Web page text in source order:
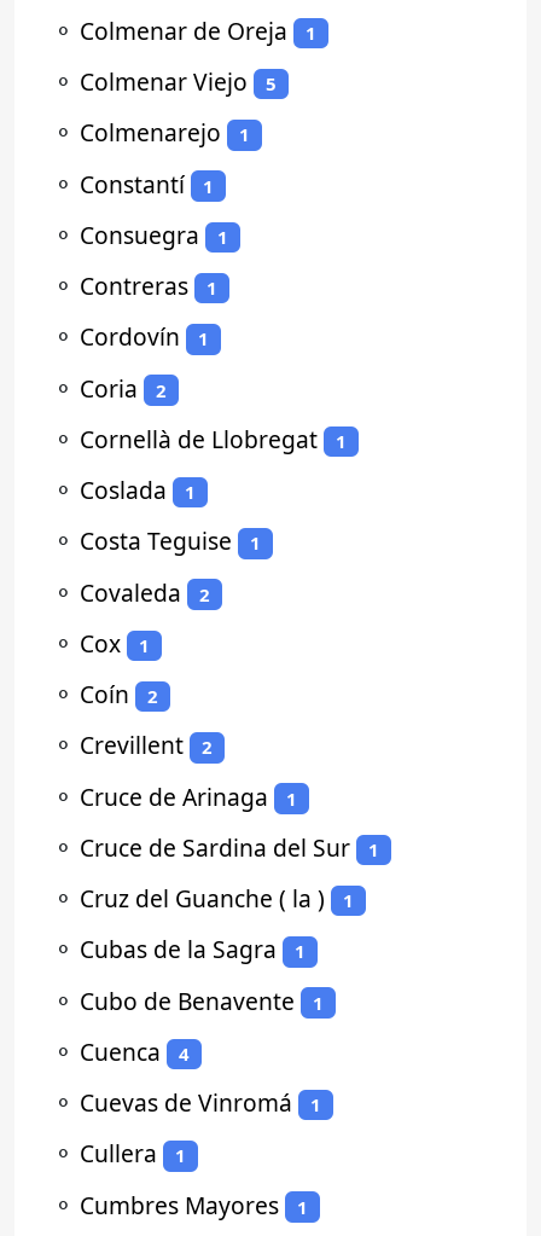
⚬ Colmenar de Oreja 1
⚬ Colmenar Viejo 5
⚬ Colmenarejo 1
⚬ Constantí 1
⚬ Consuegra 1
⚬ Contreras 1
⚬ Cordovín 1
⚬ Coria 2
⚬ Cornellà de Llobregat 1
⚬ Coslada 1
⚬ Costa Teguise 1
⚬ Covaleda 2
⚬ Cox 1
⚬ Coín 2
⚬ Crevillent 2
⚬ Cruce de Arinaga 1
⚬ Cruce de Sardina del Sur 1
⚬ Cruz del Guanche ( la ) 1
⚬ Cubas de la Sagra 1
⚬ Cubo de Benavente 1
⚬ Cuenca 4
⚬ Cuevas de Vinromá 1
⚬ Cullera 1
⚬ Cumbres Mayores 1